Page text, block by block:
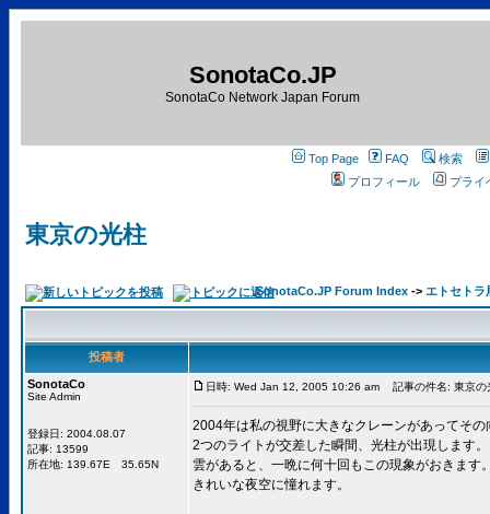
SonotaCo.JP
SonotaCo Network Japan Forum
Top Page FAQ
検索
プロフィール
プライ
東京の光柱
SonotaCo.JP Forum Index -> エトセトラ
投稿者
SonotaCo
Site Admin
登録日: 2004.08.07
記事: 13599
所在地: 139.67E 35.65N
日時: Wed Jan 12, 2005 10:26 am 記事の件名: 東京の
2004年は私の視野に大きなクレーンがあってそ
2つのライトが交差した瞬間、光柱が出現します。
雲があると、一晩に何十回もこの現象がおきます
きれいな夜空に憧れます。